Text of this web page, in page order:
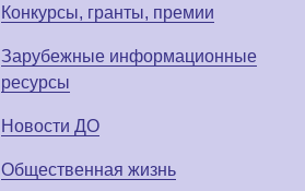
Конкурсы, гранты, премии
Зарубежные информационные
ресурсы
Новости ДО
Общественная жизнь